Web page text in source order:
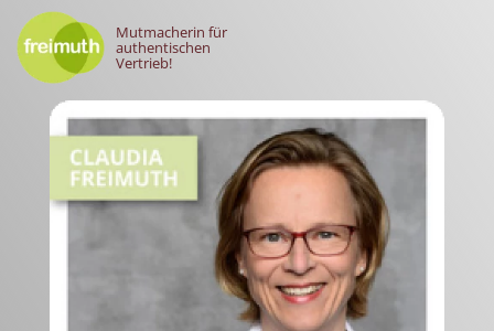
Mutmacherin für
authentischen
Vertrieb!